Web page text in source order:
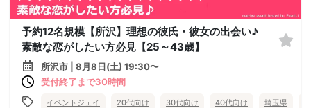
予約12名規模【所沢】理想の彼氏・彼女の出会い♪
素敵な恋がしたい方必見【25～43歳】
所沢市 | 8月8日(土) 19:30〜
受付終了まで30時間
イベントジェイ 20代向け 30代向け 40代向け 埼玉県